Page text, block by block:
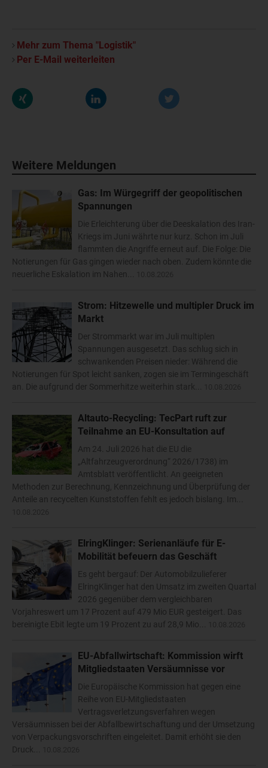
Mehr zum Thema "Logistik"
Per E-Mail weiterleiten
Weitere Meldungen
Gas: Im Würgegriff der geopolitischen
Spannungen
Die Erleichterung über die Deeskalation des Iran-
Kriegs im Juni währte nur kurz. Schon im Juli
flammten die Angriffe erneut auf. Die Folge: Die
Notierungen für Gas gingen wieder nach oben. Zudem könnte die
neuerliche Eskalation im Nahen...
Strom: Hitzewelle und multipler Druck im
Markt
Der Strommarkt war im Juli multiplen
Spannungen ausgesetzt. Das schlug sich in
schwankenden Preisen nieder: Während die
Notierungen für Spot leicht sanken, zogen sie im Termingeschäft
an. Die aufgrund der Sommerhitze weiterhin stark...
Altauto-Recycling: TecPart ruft zur
Teilnahme an EU-Konsultation auf
Am 24. Juli 2026 hat die EU die
„Altfahrzeugverordnung“ 2026/1738) im
Amtsblatt veröffentlicht. An geeigneten
Methoden zur Berechnung, Kennzeichnung und Überprüfung der
Anteile an recycelten Kunststoffen fehlt es jedoch bislang. Im...
ElringKlinger: Serienanläufe für E-
Mobilität befeuern das Geschäft
Es geht bergauf: Der Automobilzulieferer
ElringKlinger hat den Umsatz im zweiten Quartal
2026 gegenüber dem vergleichbaren
Vorjahreswert um 17 Prozent auf 479 Mio EUR gesteigert. Das
bereinigte Ebit legte um 19 Prozent zu auf 28,9 Mio...
EU-Abfallwirtschaft: Kommission wirft
Mitgliedstaaten Versäumnisse vor
Die Europäische Kommission hat gegen eine
Reihe von EU-Mitgliedstaaten
Vertragsverletzungsverfahren wegen
Versäumnissen bei der Abfallbewirtschaftung und der Umsetzung
von Verpackungsvorschriften eingeleitet. Damit erhöht sie den
Druck...